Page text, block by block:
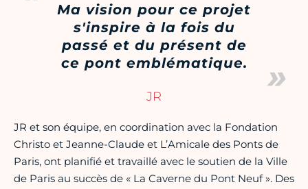
Ma vision pour ce projet
s'inspire à la fois du
passé et du présent de
ce pont emblématique.
JR
JR et son équipe, en coordination avec la Fondation
Christo et Jeanne-Claude et L’Amicale des Ponts de
Paris, ont planifié et travaillé avec le soutien de la Ville
de Paris au succès de « La Caverne du Pont Neuf ». Des